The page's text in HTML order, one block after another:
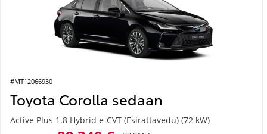
#MT12066930
Toyota Corolla sedaan
Active Plus 1.8 Hybrid e-CVT (Esirattavedu) (72 kW)